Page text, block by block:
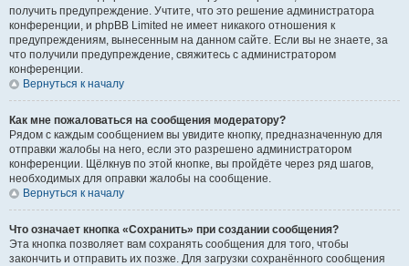
получить предупреждение. Учтите, что это решение администратора
конференции, и phpBB Limited не имеет никакого отношения к
предупреждениям, вынесенным на данном сайте. Если вы не знаете, за
что получили предупреждение, свяжитесь с администратором
конференции.
Вернуться к началу
Как мне пожаловаться на сообщения модератору?
Рядом с каждым сообщением вы увидите кнопку, предназначенную для
отправки жалобы на него, если это разрешено администратором
конференции. Щёлкнув по этой кнопке, вы пройдёте через ряд шагов,
необходимых для оправки жалобы на сообщение.
Вернуться к началу
Что означает кнопка «Сохранить» при создании сообщения?
Эта кнопка позволяет вам сохранять сообщения для того, чтобы
закончить и отправить их позже. Для загрузки сохранённого сообщения